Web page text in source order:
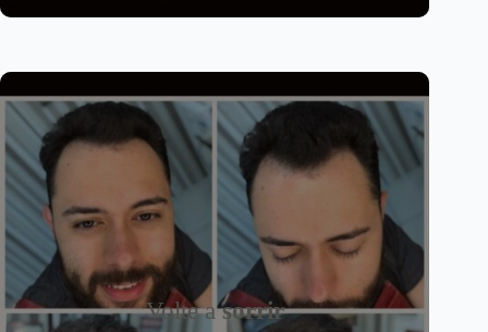
Volte asorrir